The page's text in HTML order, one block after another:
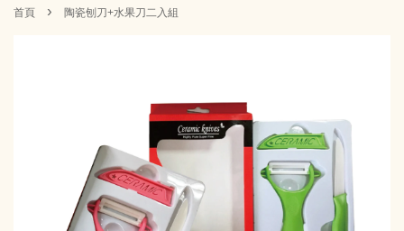
首頁 › 陶瓷刨刀+水果刀二入組